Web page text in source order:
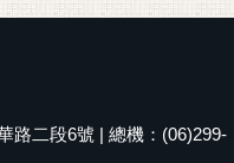
路二段6號 | 總機：(06)299-